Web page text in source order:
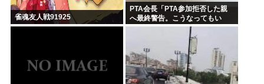
雀魂友人戦91925
PTA会長「PTA参加拒否した親
へ最終警告。こうなってもい
い？」